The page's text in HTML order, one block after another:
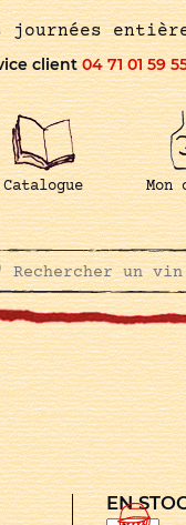
journées
client04 71 01 59
Catalogue Mon
EN